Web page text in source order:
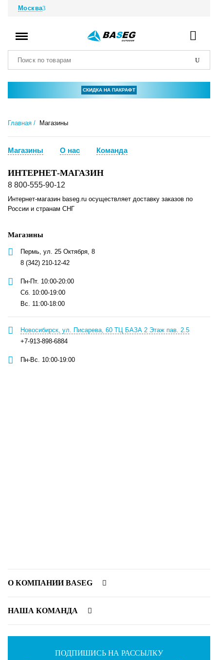
Москва
СКИДКА НА ПАКРАФТ
Главная Магазины
Магазины О нас Команда
ИНТЕРНЕТ-МАГАЗИН
8 800-555-90-12
Интернет-магазин baseg.ru осуществляет доставку заказов по
России и странам СНГ
Магазины
Пермь, ул. 25 Октября, 8
8 (342) 210-12-42
Пн-Пт. 10:00-20:00
Сб. 10:00-19:00
Вс. 11:00-18:00
Новосибирск, ул. Писарева, 60 ТЦ БАЗА 2 Этаж пав. 2.5
+7-913-898-6884
Пн-Вс. 10:00-19:00
О КОМПАНИИ BASEG
НАША КОМАНДА
ПОДПИШИСЬ НА РАССЫЛКУ